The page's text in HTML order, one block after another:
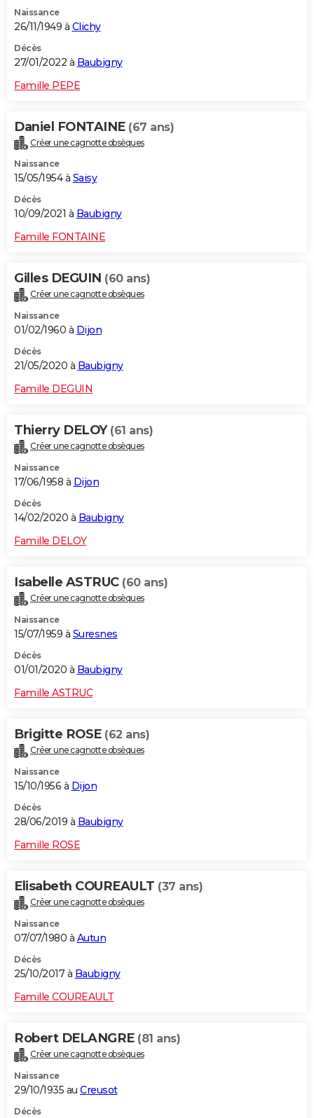
Naissance
26/11/1949 à Clichy
Décès
27/01/2022 à Baubigny
Famille PEPE
Daniel FONTAINE (67 ans)
Créer une cagnotte obsèques
Naissance
15/05/1954 à Saisy
Décès
10/09/2021 à Baubigny
Famille FONTAINE
Gilles DEGUIN (60 ans)
Créer une cagnotte obsèques
Naissance
01/02/1960 à Dijon
Décès
21/05/2020 à Baubigny
Famille DEGUIN
Thierry DELOY (61 ans)
Créer une cagnotte obsèques
Naissance
17/06/1958 à Dijon
Décès
14/02/2020 à Baubigny
Famille DELOY
Isabelle ASTRUC (60 ans)
Créer une cagnotte obsèques
Naissance
15/07/1959 à Suresnes
Décès
01/01/2020 à Baubigny
Famille ASTRUC
Brigitte ROSE (62 ans)
Créer une cagnotte obsèques
Naissance
15/10/1956 à Dijon
Décès
28/06/2019 à Baubigny
Famille ROSE
Elisabeth COUREAULT (37 ans)
Créer une cagnotte obsèques
Naissance
07/07/1980 à Autun
Décès
25/10/2017 à Baubigny
Famille COUREAULT
Robert DELANGRE (81 ans)
Créer une cagnotte obsèques
Naissance
29/10/1935 au Creusot
Décès